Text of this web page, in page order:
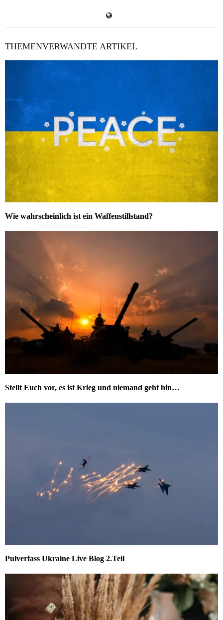
THEMENVERWANDTE ARTIKEL
Wie wahrscheinlich ist ein Waffenstillstand?
Stellt Euch vor, es ist Krieg und niemand geht hin…
Pulverfass Ukraine Live Blog 2.Teil